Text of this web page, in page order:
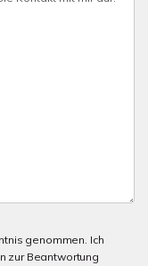
genommen. Ich
zur Beantwortung